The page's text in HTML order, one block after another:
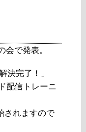
会で発表。
決完了！」
配信トレーニ
されますので